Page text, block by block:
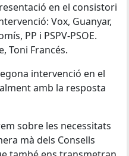
en el consistori
Vox, Guanyar,
PP i PSPV-PSOE.
Toni Francés.
intervenció en el
amb la resposta
sobre les necessitats
mà dels Consells